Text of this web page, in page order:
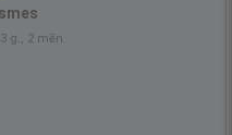
g., 2 mēn.